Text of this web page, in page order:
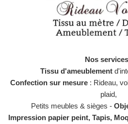
Nos services
Tissu d'ameublement
Confection sur mesure: Rideau,
plaid,
Petits meubles & sièges -
Impression papier peint, Tapis,